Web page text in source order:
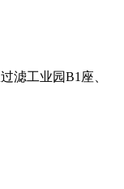
滤工业园B1座、